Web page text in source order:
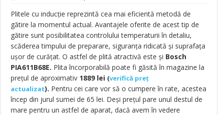
Plitele cu inducție reprezintă cea mai eficientă metodă de
gătire la momentul actual. Avantajele oferite de acest tip de
gătire sunt posibilitatea controlului temperaturii în detaliu,
scăderea timpului de preparare, siguranța ridicată și suprafața
ușor de curățat. O astfel de plită atractivă este și Bosch
PIA611B68E. Plita încorporabilă poate fi găsită în magazine la
prețul de aproximativ 1889 lei (verifică preț
actualizat). Pentru cei care vor să o cumpere în rate, acestea
încep din jurul sumei de 65 lei. Deși prețul pare unul destul de
mare pentru un astfel de aparat, dacă avem în vedere